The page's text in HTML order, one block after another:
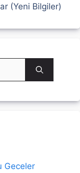
(Yeni Bilgiler)
Geceler